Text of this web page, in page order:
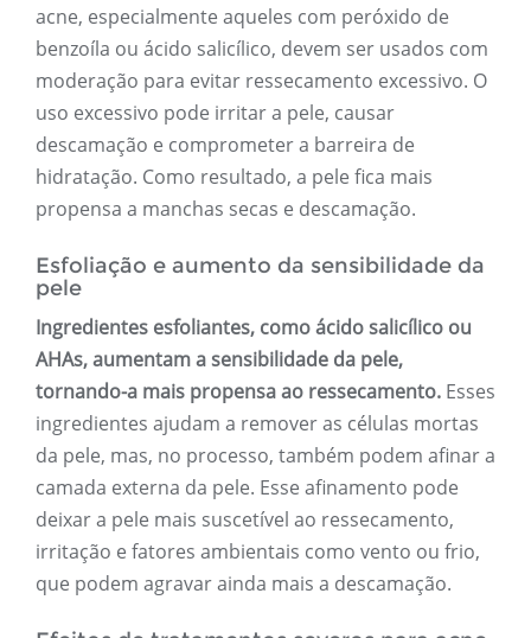
acne, especialmente aqueles com peróxido de
benzoíla ou ácido salicílico, devem ser usados ​​com
moderação para evitar ressecamento excessivo. O
uso excessivo pode irritar a pele, causar
descamação e comprometer a barreira de
hidratação. Como resultado, a pele fica mais
propensa a manchas secas e descamação.
Esfoliação e aumento da sensibilidade da
pele
Ingredientes esfoliantes, como ácido salicílico ou
AHAs, aumentam a sensibilidade da pele,
tornando-a mais propensa ao ressecamento. Esses
ingredientes ajudam a remover as células mortas
da pele, mas, no processo, também podem afinar a
camada externa da pele. Esse afinamento pode
deixar a pele mais suscetível ao ressecamento,
irritação e fatores ambientais como vento ou frio,
que podem agravar ainda mais a descamação.